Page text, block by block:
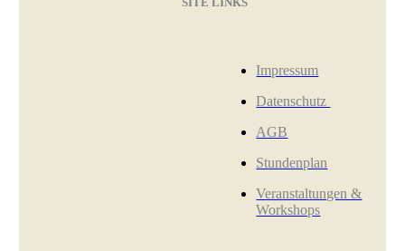
Impressum
Datenschutz
AGB
Stundenplan
Veranstaltungen &
Workshops